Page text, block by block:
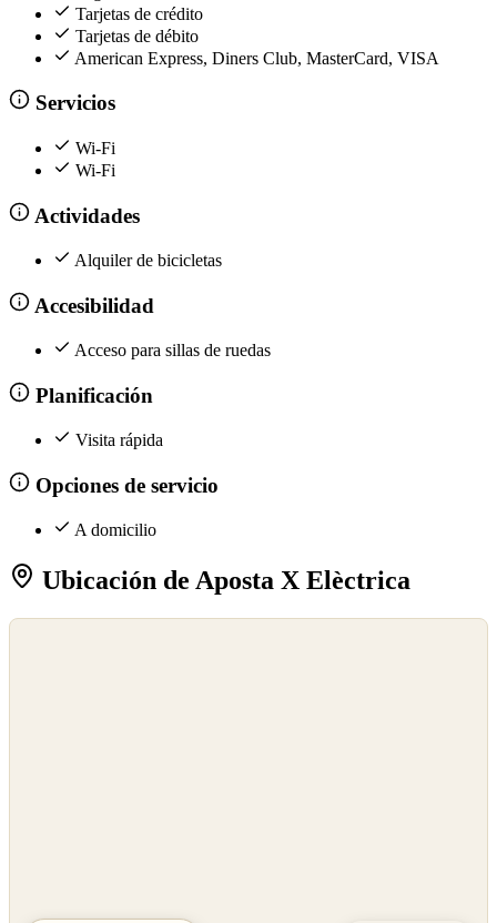
Tarjetas de crédito
Tarjetas de débito
American Express, Diners Club, MasterCard, VISA
Servicios
Wi-Fi
Wi-Fi
Actividades
Alquiler de bicicletas
Accesibilidad
Acceso para sillas de ruedas
Planificación
Visita rápida
Opciones de servicio
A domicilio
Ubicación de Aposta X Elèctrica